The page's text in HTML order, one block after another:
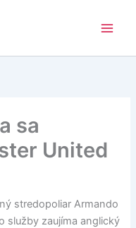
sa
United
stredopoliar Armando
služby zaujíma anglický